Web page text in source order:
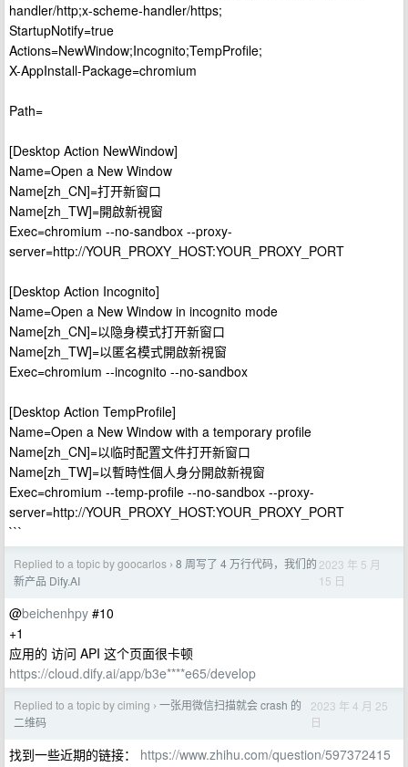
handler/http;x-scheme-handler/https;
StartupNotify=true
Actions=NewWindow;Incognito;TempProfile;
X-AppInstall-Package=chromium
Path=
[Desktop Action NewWindow]
Name=Open a New Window
Name[zh_CN]=打开新窗口
Name[zh_TW]=開啟新視窗
Exec=chromium --no-sandbox --proxy-
server=http://YOUR_PROXY_HOST:YOUR_PROXY_PORT
[Desktop Action Incognito]
Name=Open a New Window in incognito mode
Name[zh_CN]=以隐身模式打开新窗口
Name[zh_TW]=以匿名模式開啟新視窗
Exec=chromium --incognito --no-sandbox
[Desktop Action TempProfile]
Name=Open a New Window with a temporary profile
Name[zh_CN]=以临时配置文件打开新窗口
Name[zh_TW]=以暫時性個人身分開啟新視窗
Exec=chromium --temp-profile --no-sandbox --proxy-
server=http://YOUR_PROXY_HOST:YOUR_PROXY_PORT
```
Replied to a topic by goocarlos › 8 周写了 4 万行代码，我们的
新产品 Dify.AI
2023 年 5 月
15 日
@beichenhpy #10
+1
应用的 访问 API 这个页面很卡顿
https://cloud.dify.ai/app/b3e****e65/develop
Replied to a topic by ciming › 一张用微信扫描就会 crash 的
二维码
2023 年 4 月 25
日
找到一些近期的链接： https://www.zhihu.com/question/597372415